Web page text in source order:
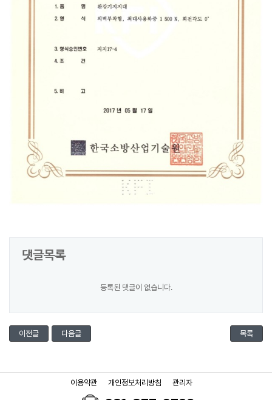
댓글목록
등록된 댓글이 없습니다.
이전글 다음글 목록
이용약관 개인정보처리방침 관리자